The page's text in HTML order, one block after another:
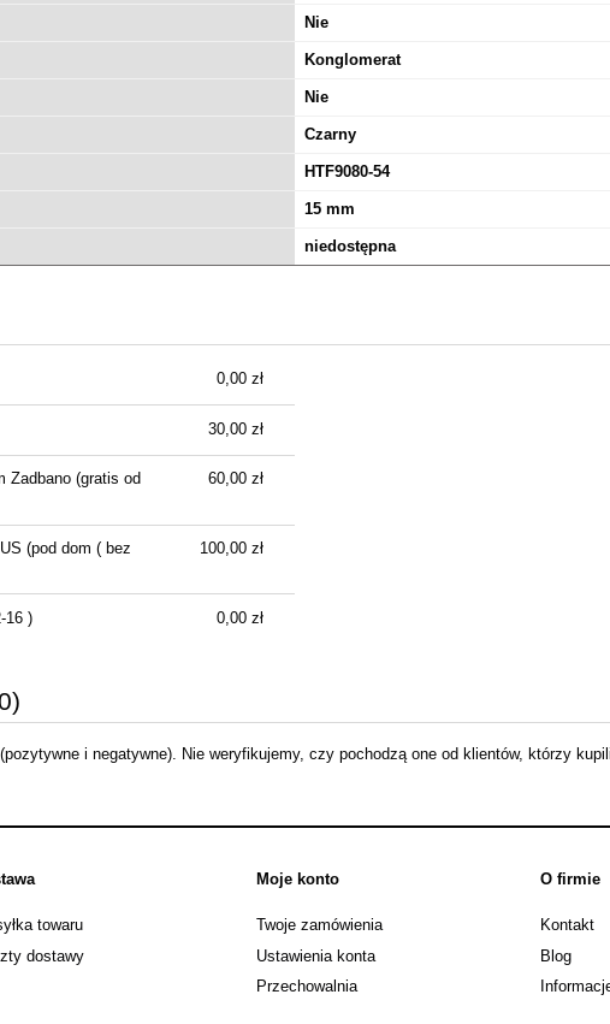
in 55
Nie
Konglomerat
Nie
Czarny
HTF9080-54
15 mm
niedostępna
nie zawiera ewentualnych kosztów
0,00 zł
30,00 zł
Zadbano(gratis od
60,00 zł
(pod dom ( bez
100,00 zł
16 ) 0,00 zł
i negatywne). Nie weryfikujemy, czy pochodzą one od klientów, którzy
towaru
dostawy
Moje konto
Twoje zamówienia
Ustawienia konta
Przechowalnia
O firmie
Kontakt
Blog